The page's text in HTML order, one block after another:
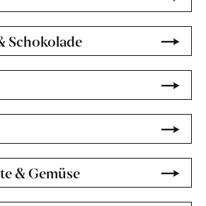
Schokolade
& Gemüse